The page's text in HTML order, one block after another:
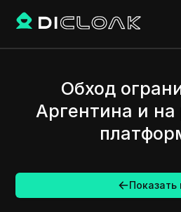
Обход
Аргентина и
Показать